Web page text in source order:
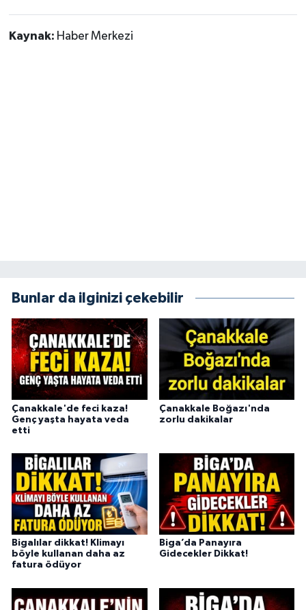
Kaynak: Haber Merkezi
Bunlar da ilginizi çekebilir
Çanakkale'de feci kaza!
Genç yaşta hayata veda
etti
Çanakkale Boğazı'nda
zorlu dakikalar
Bigalılar dikkat! Klimayı
böyle kullanan daha az
fatura ödüyor
Biga’da Panayıra
Gidecekler Dikkat!